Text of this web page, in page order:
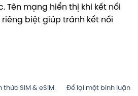
Tên mạng hiển thị khi kết nối
riêng biệt giúp tránh kết nối
thức SIM & eSIM Để lại một bình luận